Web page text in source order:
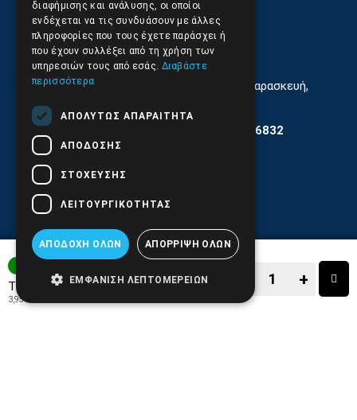
Τιμή: 4,90€
3,95€
+
210.9566.402
Email:info@pds.com.gr
Εξυπηρέτηση Κοινού Δευτέρα έως Παρασκευή,
Αρ. ΓΕΜΗ 6204101000 | Αρ. ΕΜΠΑ 6832
διαφήμισης και ανάλυσης, οι οποίοι
ενδέχεται να τις συνδυάσουν με άλλες
πληροφορίες που τους έχετε παράσχει ή
που έχουν συλλέξει από τη χρήση των
υπηρεσιών τους από εσάς. Διαβάστε
περισσότερα
ΑΠΟΛΎΤΩΣ ΑΠΑΡΑΊΤΗΤΑ
ΑΠΌΔΟΣΗΣ
ΣΤΌΧΕΥΣΗΣ
ΛΕΙΤΟΥΡΓΙΚΌΤΗΤΑΣ
ΑΠΟΔΟΧΉ ΌΛΩΝ ΑΠΌΡΡΙΨΗ ΌΛΩΝ
ΕΜΦΆΝΙΣΗ ΛΕΠΤΟΜΕΡΕΙΏΝ